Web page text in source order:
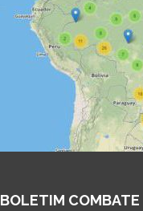
BOLETIM COMBATE